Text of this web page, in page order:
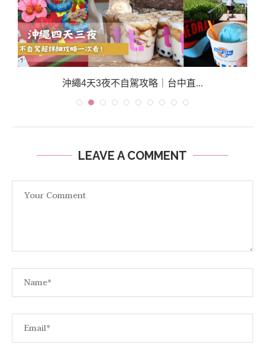
沖繩4天3夜不自駕攻略｜台中直...
LEAVE A COMMENT